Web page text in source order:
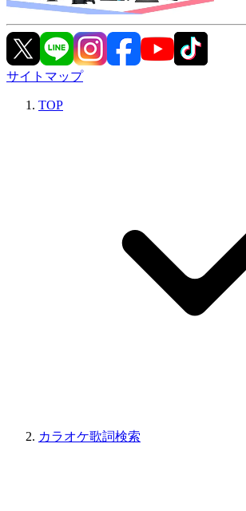
サイトマップ
TOP
カラオケ歌詞検索